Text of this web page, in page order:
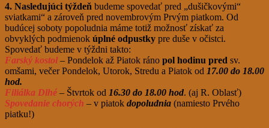
4. Nasledujúci týždeň budeme spovedať pred „dušičkovými“
sviatkami“ a zároveň pred novembrovým Prvým piatkom. Od
budúcej soboty popoludnia máme totiž možnosť získať za
obvyklých podmienok úplné odpustky pre duše v očistci.
Spovedať budeme v týždni takto:
Farský kostol – Pondelok až Piatok ráno pol hodinu pred sv.
omšami, večer Pondelok, Utorok, Stredu a Piatok od 17.00 do 18.00
hod.
Filiálka Dlhé – Štvrtok od 16.30 do 18.00 hod. (aj R. Oblasť)
Spovedanie chorých – v piatok dopoludnia (namiesto Prvého
piatku!)